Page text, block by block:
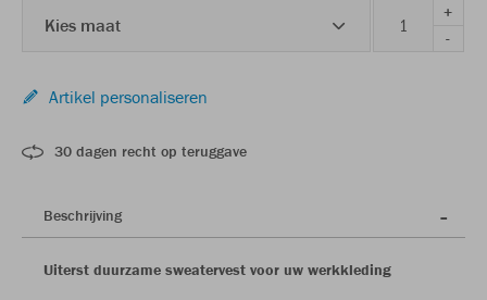
Kies maat
+
-
Artikel personaliseren
30 dagen recht op teruggave
Beschrijving
Uiterst duurzame sweatervest voor uw werkkleding